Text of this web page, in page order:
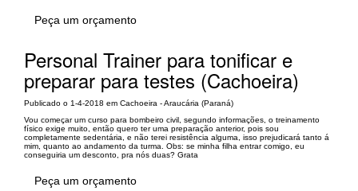
Peça um orçamento
Personal Trainer para tonificar e
preparar para testes (Cachoeira)
Publicado o 1-4-2018 em Cachoeira - Araucária (Paraná)
Vou começar um curso para bombeiro civil, segundo informações, o treinamento
físico exige muito, então quero ter uma preparação anterior, pois sou
completamente sedentária, e não terei resistência alguma, isso prejudicará tanto á
mim, quanto ao andamento da turma. Obs: se minha filha entrar comigo, eu
conseguiria um desconto, pra nós duas? Grata
Peça um orçamento